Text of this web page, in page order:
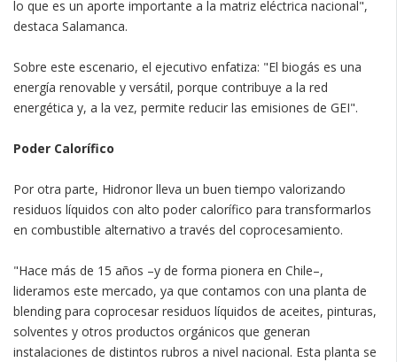
lo que es un aporte importante a la matriz eléctrica nacional",
destaca Salamanca.
Sobre este escenario, el ejecutivo enfatiza: "El biogás es una
energía renovable y versátil, porque contribuye a la red
energética y, a la vez, permite reducir las emisiones de GEI".
Poder Calorífico
Por otra parte, Hidronor lleva un buen tiempo valorizando
residuos líquidos con alto poder calorífico para transformarlos
en combustible alternativo a través del coprocesamiento.
"Hace más de 15 años –y de forma pionera en Chile–,
lideramos este mercado, ya que contamos con una planta de
blending para coprocesar residuos líquidos de aceites, pinturas,
solventes y otros productos orgánicos que generan
instalaciones de distintos rubros a nivel nacional. Esta planta se